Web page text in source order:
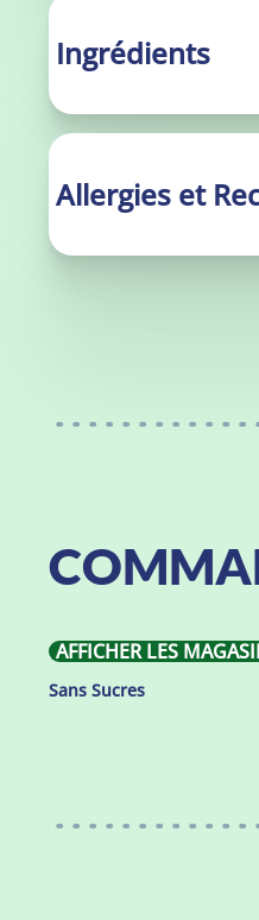
Ingrédients
Allergies et
AFFICHER LES
Sans Sucres